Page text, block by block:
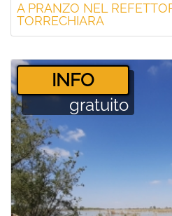
A PRANZO NEL
TORRECHIARA
­INFO
gratuito